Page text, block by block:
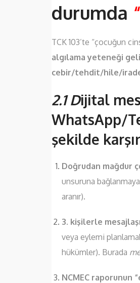
durumda
TCK 103’te “çocuğun
algılama yeteneği
cebir/tehdit/hile/
2.1 Dijital
WhatsApp/
şekilde
Doğrudan mağdur
unsuruna
aranır).
3. kişilerle
veya eylemi
hükümler). Burada
NCMEC raporunun